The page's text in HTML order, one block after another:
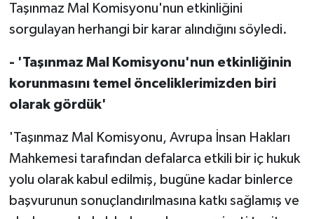
Taşınmaz Mal Komisyonu'nun etkinliğini
sorgulayan herhangi bir karar alındığını söyledi.
- 'Taşınmaz Mal Komisyonu'nun etkinliğinin
korunmasını temel önceliklerimizden biri
olarak gördük'
'Taşınmaz Mal Komisyonu, Avrupa İnsan Hakları
Mahkemesi tarafından defalarca etkili bir iç hukuk
yolu olarak kabul edilmiş, bugüne kadar binlerce
başvurunun sonuçlandırılmasına katkı sağlamış ve